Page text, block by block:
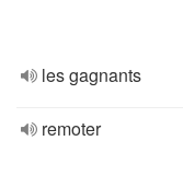
les gagnants
remoter